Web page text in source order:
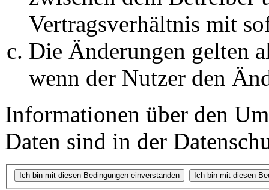
Vertragsverhältnis mit
Die Änderungen gelten
wenn der Nutzer den
Informationen über den
Daten sind in der